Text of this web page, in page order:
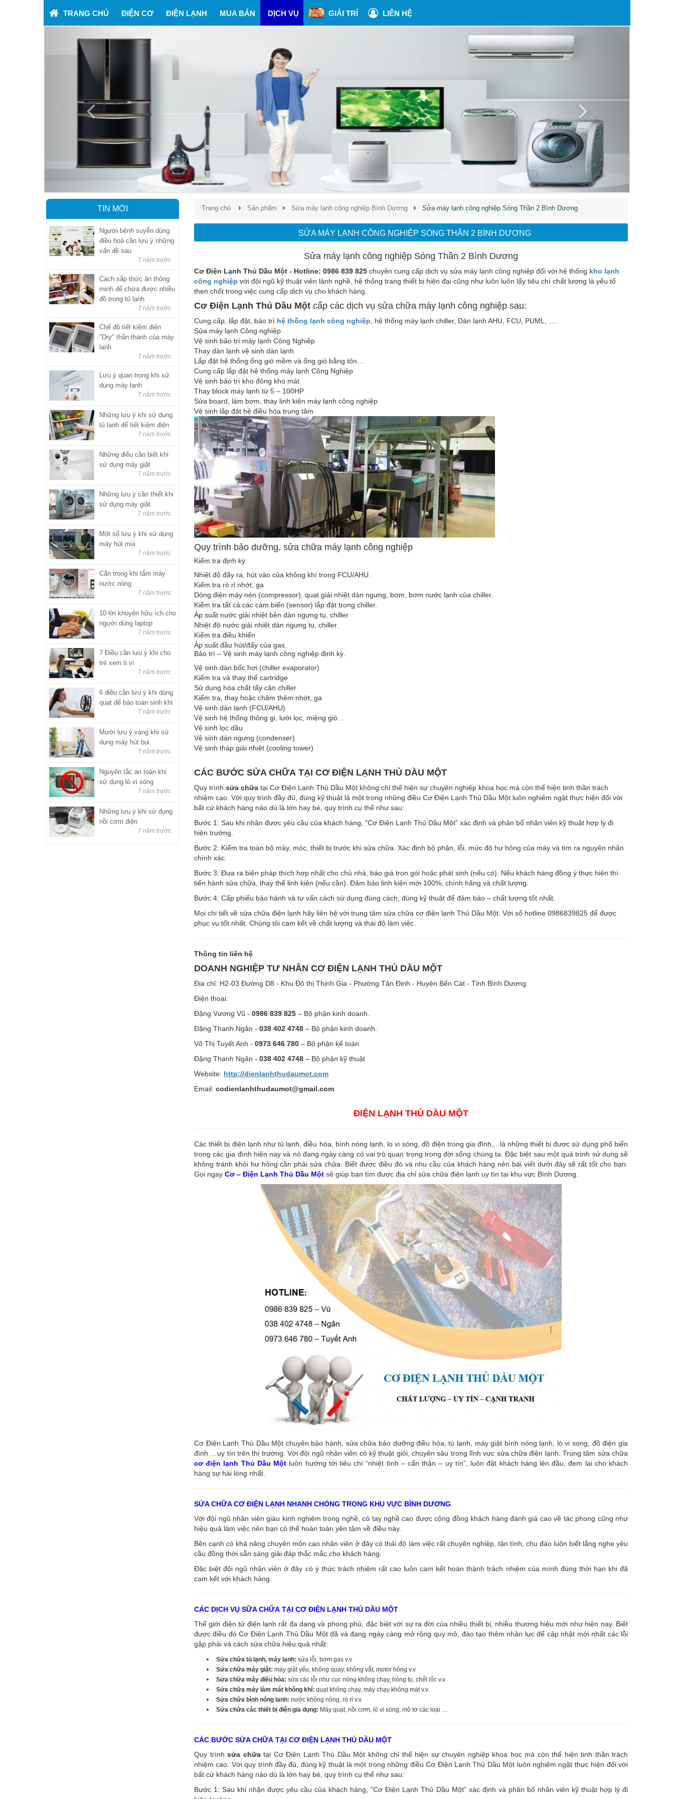
TRANG CHỦ ĐIỆN CƠ ĐIỆN LẠNH MUA BÁN DỊCH VỤ GIẢI TRÍ LIÊN HỆ
Trang chủ Sản phẩm Sửa máy lạnh công nghiệp Bình Dương Sửa máy lạnh công nghiệp Sóng Thần 2 Bình Dương
SỬA MÁY LẠNH CÔNG NGHIỆP SÓNG THẦN 2 BÌNH DƯƠNG
Sửa máy lạnh công nghiệp Sóng Thần 2 Bình Dương
Cơ Điện Lạnh Thủ Dầu Một - Hotline: 0986 839 825 chuyên cung cấp dịch vụ sửa máy lạnh công nghiệp đối với hệ thống kho lạnh
công nghiệp với đội ngũ kỹ thuật viên lành nghề, hệ thống trang thiết bị hiện đại cũng như luôn luôn lấy tiêu chí chất lượng là yếu tố
then chốt trong việc cung cấp dịch vụ cho khách hàng.
Cơ Điện Lạnh Thủ Dầu Một cấp các dịch vụ sửa chữa máy lạnh công nghiệp sau:
Cung cấp, lắp đặt, bảo trì hệ thống lạnh công nghiệp , hệ thống máy lạnh chiller, Dàn lạnh AHU, FCU, PUML, ….
Sửa máy lạnh Công nghiệp
Vệ sinh bảo trì máy lạnh Công Nghiêp
Thay dàn lạnh vệ sinh dàn lạnh
Lắp đặt hệ thống ống gió mềm và ống gió bằng tôn…
Cung cấp lắp đặt hệ thống máy lạnh Công Nghiệp
Vệ sinh bảo trì kho đông kho mát
Thay block máy lạnh từ 5 – 100HP
Sửa board, làm bơm, thay linh kiện máy lạnh công nghiệp
Vệ sinh lắp đặt hệ điều hòa trung tâm
Quy trình bảo dưỡng, sửa chữa máy lạnh công nghiệp
Kiểm tra định kỳ:
Nhiệt độ đẩy ra, hút vào của không khí trong FCU/AHU.
Kiểm tra rò rỉ nhớt, ga
Dòng điện máy nén (compressor), quạt giải nhiệt dàn ngưng, bơm, bơm nước lạnh của chiller.
Kiểm tra tất cả các cảm biến (sensor) lắp đặt trong chiller.
Áp suất nước giải nhiệt bên dàn ngưng tụ, chiller
Nhiệt độ nước giải nhiệt dàn ngưng tụ, chiller.
Kiểm tra điều khiển
Áp suất đầu hút/đẩy của gas.
Bảo trì – Vệ sinh máy lạnh công nghiệp định kỳ.
Vệ sinh dàn bốc hơi (chiller evaporator)
Kiểm tra và thay thế cartridge
Sử dụng hóa chất tẩy cặn chiller
Kiểm tra, thay hoặc châm thêm nhớt, ga
Vệ sinh dàn lạnh (FCU/AHU)
Vệ sinh hệ thống thông gi, lưới lọc, miệng gió…
Vệ sinh lọc dầu
Vệ sinh dàn ngưng (condenser)
Vệ sinh tháp giải nhiệt (cooling tower)
CÁC BƯỚC SỬA CHỮA TẠI CƠ ĐIỆN LẠNH THỦ DẦU MỘT
Quy trình sửa chữa tại Cơ Điện Lạnh Thủ Dầu Một không chỉ thể hiện sự chuyên nghiệp khoa học mà còn thể hiện tinh thần trách
nhiệm cao. Với quy trình đầy đủ, đúng kỹ thuật là một trong những điều Cơ Điện Lạnh Thủ Dầu Một luôn nghiêm ngặt thực hiện đối với
bất cứ khách hàng nào dù là lớn hay bé, quy trình cụ thể như sau:
Bước 1: Sau khi nhận được yêu cầu của khách hàng, "Cơ Điện Lạnh Thủ Dầu Một” xác định và phân bổ nhân viên kỹ thuật hợp lý đi
hiện trường.
Bước 2: Kiểm tra toàn bộ máy, móc, thiết bị trước khi sửa chữa. Xác định bộ phận, lỗi, mức độ hư hỏng của máy và tìm ra nguyên nhân
chính xác.
Bước 3: Đưa ra biện pháp thích hợp nhất cho chủ nhà, báo giá trọn gói hoặc phát sinh (nếu có). Nếu khách hàng đồng ý thực hiện thì
tiến hành sửa chữa, thay thế linh kiện (nếu cần). Đảm bảo linh kiện mới 100%, chính hãng và chất lượng.
Bước 4: Cấp phiếu bảo hành và tư vấn cách sử dụng đúng cách, đúng kỹ thuật để đảm bảo – chất lượng tốt nhất.
Mọi chi tiết về sửa chữa điện lạnh hãy liên hệ với trung tâm sửa chữa cơ điện lạnh Thủ Dầu Một. Với số hotline 0986839825 để được
phục vụ tốt nhất. Chúng tôi cam kết về chất lượng và thái độ làm việc.
Thông tin liên hệ
DOANH NGHIỆP TƯ NHÂN CƠ ĐIỆN LẠNH THỦ DẦU MỘT
Địa chỉ: H2-03 Đường D8 - Khu Đô thị Thịnh Gia - Phường Tân Định - Huyện Bến Cát - Tỉnh Bình Dương.
Điện thoại:
Đặng Vương Vũ - 0986 839 825 – Bộ phận kinh doanh.
Đặng Thanh Ngân - 038 402 4748 – Bộ phận kinh doanh.
Võ Thị Tuyết Anh - 0973 646 780 – Bộ phận kế toán
Đặng Thanh Ngân - 038 402 4748 – Bộ phận kỹ thuật
Website: http://dienlanhthudaumot.com
Email: codienlanhthudaumot@gmail.com
ĐIỆN LẠNH THỦ DẦU MỘT
Các thiết bị điện lạnh như tủ lạnh, điều hòa, bình nóng lạnh, lo vi sóng, đồ điện trong gia đình,.. là những thiết bị được sử dụng phổ biến
trong các gia đình hiện nay và nó đang ngày càng có vai trò quan trọng trong đời sống chúng ta. Đặc biệt sau một quá trình sử dụng sẽ
không tránh khỏi hư hỏng cần phải sửa chữa. Biết được điều đó và nhu cầu của khách hàng nên bài viết dưới đây sẽ rất tốt cho bạn.
Gọi ngay Cơ – Điện Lạnh Thủ Dầu Một sẽ giúp bạn tìm được địa chỉ sửa chữa điện lạnh uy tín tại khu vực Bình Dương.
Cơ Điện Lạnh Thủ Dầu Một chuyên bảo hành, sửa chữa bảo dưỡng điều hòa, tủ lạnh, máy giặt bình nóng lạnh, lò vi song, đồ điện gia
đình …uy tín trên thị trường. Với đội ngũ nhân viên có kỹ thuật giỏi, chuyên sâu trong lĩnh vực sửa chữa điện lạnh. Trung tâm sửa chữa
cơ điện lạnh Thủ Dầu Một luôn hướng tới tiêu chí “nhiệt tình – cẩn thận – uy tín”, luôn đặt khách hàng lên đầu, đem lại cho khách
hàng sự hài lòng nhất.
SỬA CHỮA CƠ ĐIỆN LẠNH NHANH CHÓNG TRONG KHU VỰC BÌNH DƯƠNG
Với đội ngũ nhân viên giàu kinh nghiệm trong nghề, có tay nghề cao được cộng đồng khách hàng đánh giá cao về tác phong cũng như
hiệu quả làm việc nên bạn có thể hoàn toàn yên tâm về điều này.
Bên cạnh có khả năng chuyên môn cao nhân viên ở đây có thái độ làm việc rất chuyên nghiệp, tận tình, chu đáo luôn biết lắng nghe yêu
cầu đồng thời sẵn sàng giải đáp thắc mắc cho khách hàng.
Đặc biệt đội ngũ nhân viên ở đây có ý thức trách nhiệm rất cao luôn cam kết hoàn thành trách nhiệm của mình đúng thời hạn khi đã
cam kết với khách hàng.
CÁC DỊCH VỤ SỮA CHỮA TẠI CƠ ĐIỆN LẠNH THỦ DẦU MỘT
Thế giới điện tử điện lạnh rất đa dạng và phong phú, đặc biệt với sự ra đời của nhiều thiết bị, nhiều thương hiệu mới như hiện nay. Biết
được điều đó Cơ Điện Lạnh Thủ Dầu Một đã và đang ngày càng mở rộng quy mô, đào tạo thêm nhân lực để cập nhật mới nhất các lỗi
gặp phải và cách sửa chữa hiệu quả nhất:
Sửa chữa tủ lạnh, máy lạnh: sửa lỗi, bơm gas v.v
Sửa chữa máy giặt: máy giặt yếu, không quay, không vắt, motor hỏng v.v
Sửa chữa máy điều hòa: sửa các lỗi như cục nóng không chạy, hỏng tụ, chết lốc v.v
Sửa chữa máy làm mát không khí: quạt không chạy, máy chạy không mát v.v
Sửa chữa bình nóng lạnh: nước không nóng, rò rỉ v.v
Sửa chữa các thiết bị điện gia dụng: Máy quạt, nồi cơm, lò vi sóng, mô tơ các loại …
CÁC BƯỚC SỬA CHỮA TẠI CƠ ĐIỆN LẠNH THỦ DẦU MỘT
Quy trình sửa chữa tại Cơ Điện Lạnh Thủ Dầu Một không chỉ thể hiện sự chuyên nghiệp khoa học mà còn thể hiện tinh thần trách
nhiệm cao. Với quy trình đầy đủ, đúng kỹ thuật là một trong những điều Cơ Điện Lạnh Thủ Dầu Một luôn nghiêm ngặt thực hiện đối với
bất cứ khách hàng nào dù là lớn hay bé, quy trình cụ thể như sau:
Bước 1: Sau khi nhận được yêu cầu của khách hàng, "Cơ Điện Lạnh Thủ Dầu Một” xác định và phân bổ nhân viên kỹ thuật hợp lý đi
TIN MỚI
Người bệnh suyễn dùng
điều hoà cần lưu ý những
vấn đề sau
7 năm trước
Cách sắp thức ăn thông
minh để chứa được nhiều
đồ trong tủ lạnh
7 năm trước
Chế độ tiết kiệm điện
"Dry" thần thánh của máy
lạnh
7 năm trước
Lưu ý quan trọng khi sử
dụng máy lạnh
7 năm trước
Những lưu ý khi sử dụng
tủ lạnh để tiết kiệm điện
7 năm trước
Những điều cần biết khi
sử dụng máy giặt
7 năm trước
Những lưu ý cần thiết khi
sử dụng máy giặt
7 năm trước
Một số lưu ý khi sử dụng
máy hút mùi
7 năm trước
Cẩn trọng khi tắm máy
nước nóng
7 năm trước
10 lời khuyên hữu ích cho
người dùng laptop
7 năm trước
7 Điều cần lưu ý khi cho
trẻ xem ti vi
7 năm trước
6 điều cần lưu ý khi dùng
quạt để bảo toàn sinh khí
7 năm trước
Mười lưu ý vàng khi sử
dụng máy hút bụi
7 năm trước
Nguyên tắc an toàn khi
sử dụng lò vi sóng
7 năm trước
Những lưu ý khi sử dụng
nồi cơm điện
7 năm trước